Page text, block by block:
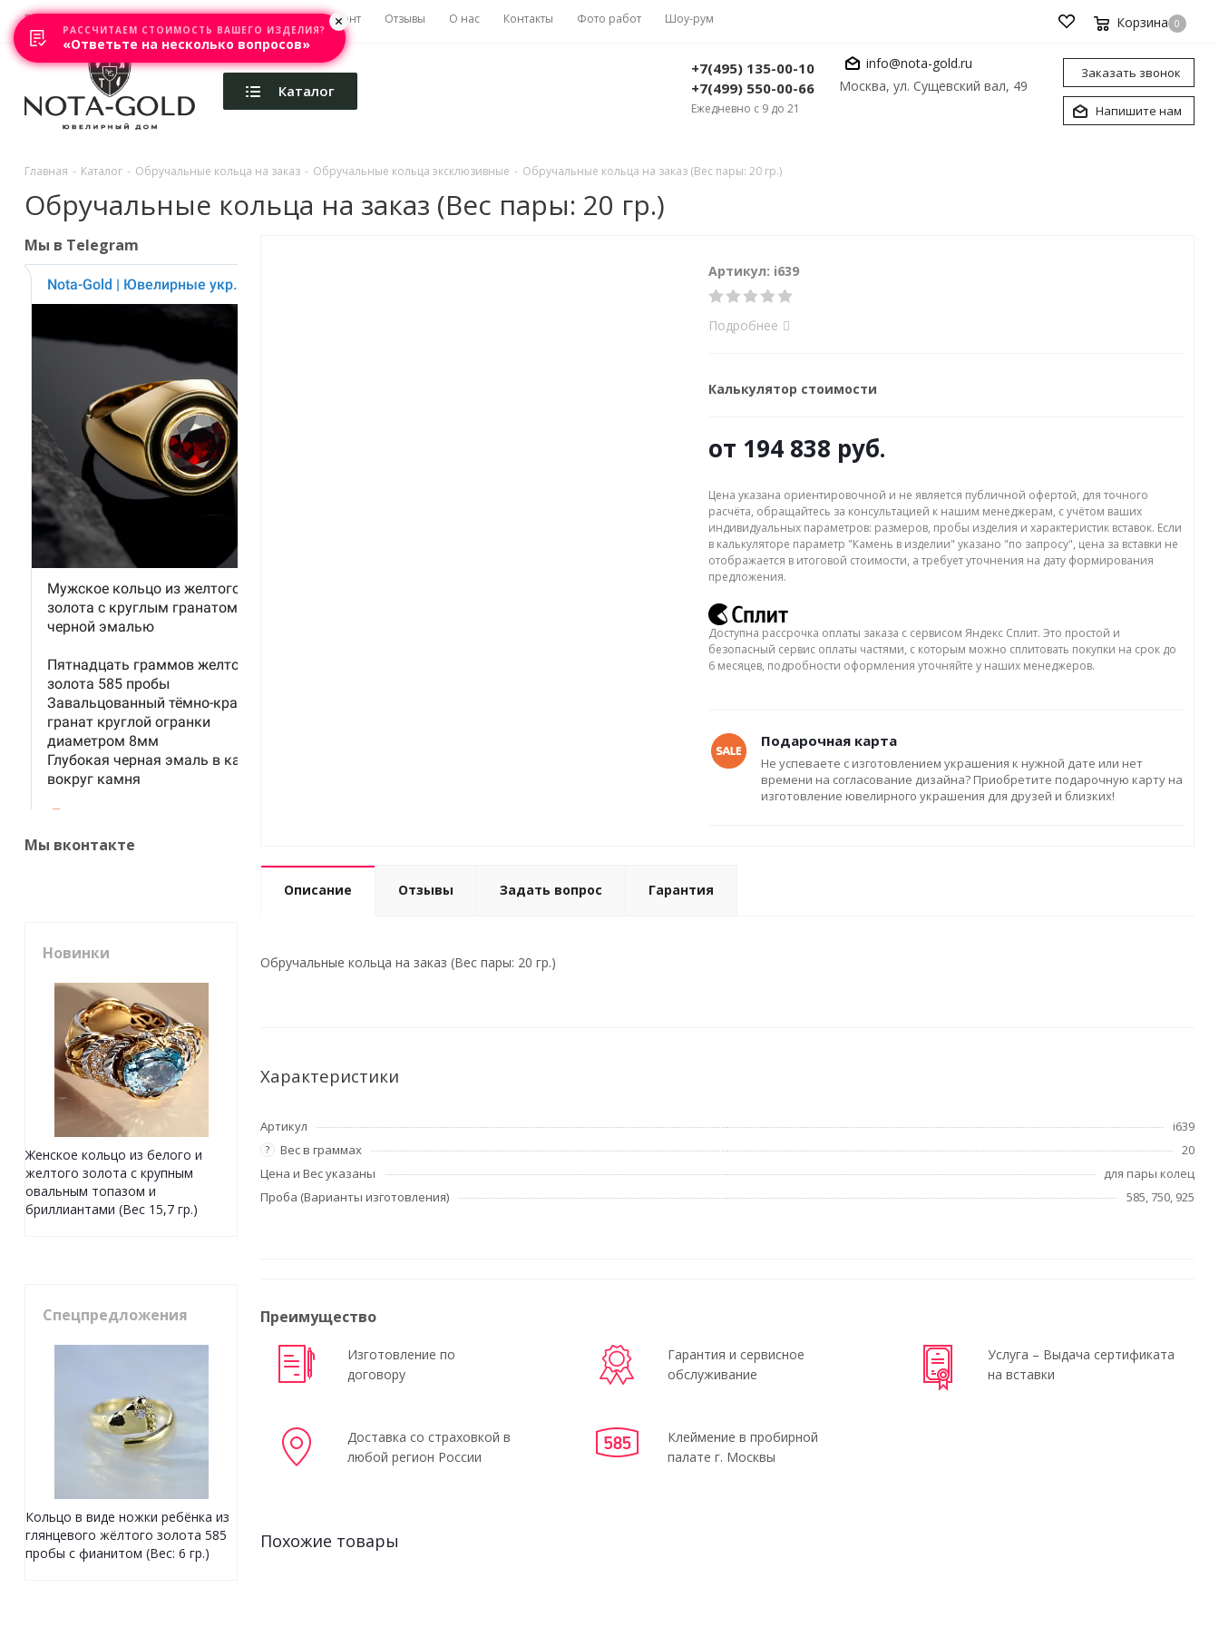
Главная Акции Каталоги Изготовление Ремонт Отзывы О нас Контакты Фото работ Шоу-рум Корзина 0
Каталог
+7(495) 135-00-10
+7(499) 550-00-66
Ежедневно с 9 до 21
info@nota-gold.ru
Москва, ул. Сущевский вал, 49
Заказать звонок
Напишите нам
Главная - Каталог - Обручальные кольца на заказ - Обручальные кольца эксклюзивные - Обручальные кольца на заказ (Вес пары: 20 гр.)
Обручальные кольца на заказ (Вес пары: 20 гр.)
Артикул: i639
Подробнее
Калькулятор стоимости
от 194 838 руб.
Цена указана ориентировочной и не является публичной офертой, для точного
расчёта, обращайтесь за консультацией к нашим менеджерам, с учётом ваших
индивидуальных параметров: размеров, пробы изделия и характеристик вставок. Если
в калькуляторе параметр "Камень в изделии" указано "по запросу", цена за вставки не
отображается в итоговой стоимости, а требует уточнения на дату формирования
предложения.
Доступна рассрочка оплаты заказа с сервисом Яндекс Сплит. Это простой и
безопасный сервис оплаты частями, с которым можно сплитовать покупки на срок до
6 месяцев, подробности оформления уточняйте у наших менеджеров.
Подарочная карта
Не успеваете с изготовлением украшения к нужной дате или нет
времени на согласование дизайна? Приобретите подарочную карту на
изготовление ювелирного украшения для друзей и близких!
Описание Отзывы Задать вопрос Гарантия
Обручальные кольца на заказ (Вес пары: 20 гр.)
Характеристики
Артикул i639
? Вес в граммах
20
Цена и Вес указаны
для пары колец
Проба (Варианты изготовления)
585, 750, 925
Преимущество
Изготовление по
договору
Гарантия и сервисное
обслуживание
Услуга – Выдача сертификата
на вставки
Доставка со страховкой в
любой регион России
Клеймение в пробирной
палате г. Москвы
Похожие товары
Мы в Telegram
Мы вконтакте
Новинки
Женское кольцо из белого и
желтого золота с крупным
овальным топазом и
бриллиантами (Вес 15,7 гр.)
Спецпредложения
Кольцо в виде ножки ребёнка из
глянцевого жёлтого золота 585
пробы с фианитом (Вес: 6 гр.)
РАССЧИТАЕМ СТОИМОСТЬ ВАШЕГО ИЗДЕЛИЯ?
«Ответьте на несколько вопросов»